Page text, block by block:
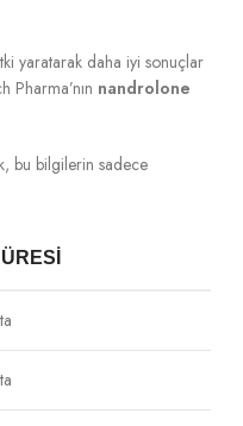
yaratarak daha iyi sonuçlar
Pharma’nın nandrolone
bu bilgilerin sadece